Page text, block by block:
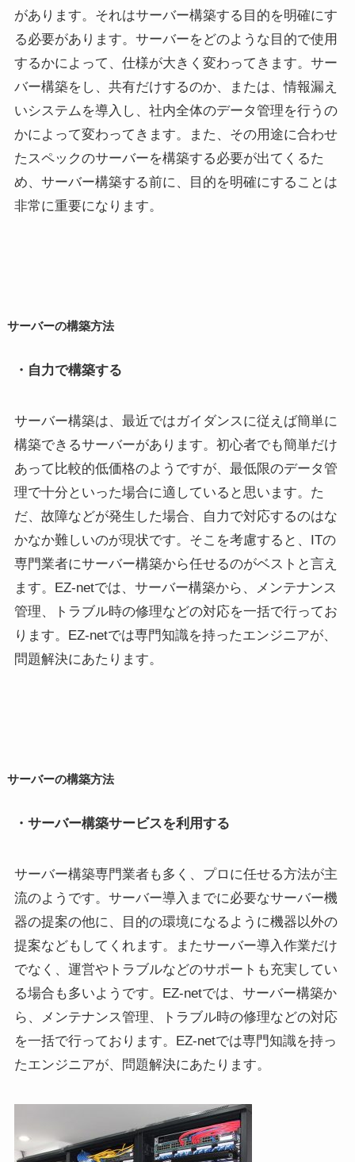
があります。それはサーバー構築する目的を明確にす
る必要があります。サーバーをどのような目的で使用
するかによって、仕様が大きく変わってきます。サー
バー構築をし、共有だけするのか、または、情報漏え
いシステムを導入し、社内全体のデータ管理を行うの
かによって変わってきます。また、その用途に合わせ
たスペックのサーバーを構築する必要が出てくるた
め、サーバー構築する前に、目的を明確にすることは
非常に重要になります。
サーバーの構築方法
・自力で構築する
サーバー構築は、最近ではガイダンスに従えば簡単に
構築できるサーバーがあります。初心者でも簡単だけ
あって比較的低価格のようですが、最低限のデータ管
理で十分といった場合に適していると思います。た
だ、故障などが発生した場合、自力で対応するのはな
かなか難しいのが現状です。そこを考慮すると、ITの
専門業者にサーバー構築から任せるのがベストと言え
ます。EZ-netでは、サーバー構築から、メンテナンス
管理、トラブル時の修理などの対応を一括で行ってお
ります。EZ-netでは専門知識を持ったエンジニアが、
問題解決にあたります。
サーバーの構築方法
・サーバー構築サービスを利用する
サーバー構築専門業者も多く、プロに任せる方法が主
流のようです。サーバー導入までに必要なサーバー機
器の提案の他に、目的の環境になるように機器以外の
提案などもしてくれます。またサーバー導入作業だけ
でなく、運営やトラブルなどのサポートも充実してい
る場合も多いようです。EZ-netでは、サーバー構築か
ら、メンテナンス管理、トラブル時の修理などの対応
を一括で行っております。EZ-netでは専門知識を持っ
たエンジニアが、問題解決にあたります。